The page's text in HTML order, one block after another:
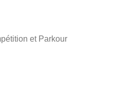
et Parkour